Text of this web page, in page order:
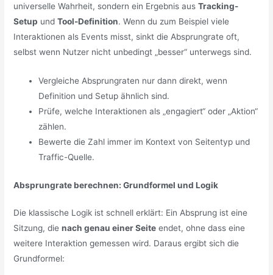
universelle Wahrheit, sondern ein Ergebnis ausTracking-
Setup undTool-Definition. Wenn du zum Beispiel viele
Interaktionen als Events misst, sinkt die Absprungrate oft,
selbst wenn Nutzer nicht unbedingt „besser“ unterwegs sind.
Vergleiche Absprungraten nur dann direkt, wenn
Definition und Setup ähnlich sind.
Prüfe, welche Interaktionen als „engagiert“ oder „Aktion“
zählen.
Bewerte die Zahl immer im Kontext von Seitentyp und
Traffic-Quelle.
Absprungrate berechnen: Grundformel und Logik
Die klassische Logik ist schnell erklärt: Ein Absprung ist eine
Sitzung, dienach genau einer Seite endet, ohne dass eine
weitere Interaktion gemessen wird. Daraus ergibt sich die
Grundformel: